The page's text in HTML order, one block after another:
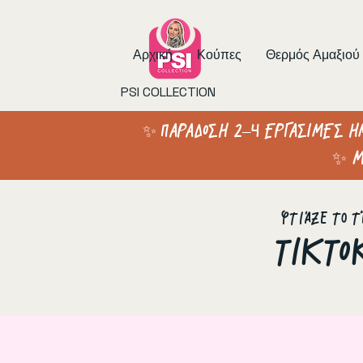
PSI COLLECTION
Αρχική Κούπες Θερμός Αμαξιού
✨ ΠΑΡΑΔΟΣΗ 2–4 ΕΡΓΑΣΙΜΕΣ
✨
Φτιάξε το